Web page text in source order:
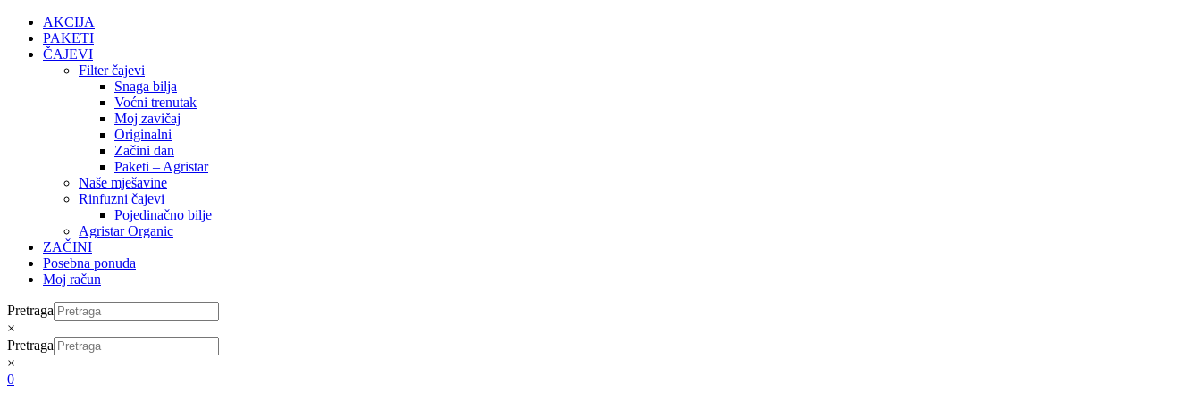
AKCIJA
PAKETI
ČAJEVI
Filter čajevi
Snaga bilja
Voćni trenutak
Moj zavičaj
Originalni
Začini dan
Paketi – Agristar
Naše mješavine
Rinfuzni čajevi
Pojedinačno bilje
Agristar Organic
ZAČINI
Posebna ponuda
Moj račun
Pretraga
×
Pretraga
×
0